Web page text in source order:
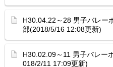
H30.04.22～28 男子バレー
部(2018/5/16 12:08更新)
H30.02.09～11 男子バレー
018/2/11 17:09更新)